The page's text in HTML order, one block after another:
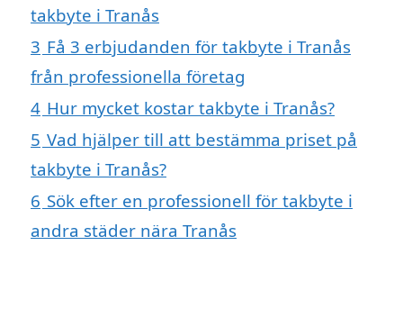
takbyte i Tranås
3 Få 3 erbjudanden för takbyte i Tranås
från professionella företag
4 Hur mycket kostar takbyte i Tranås?
5 Vad hjälper till att bestämma priset på
takbyte i Tranås?
6 Sök efter en professionell för takbyte i
andra städer nära Tranås